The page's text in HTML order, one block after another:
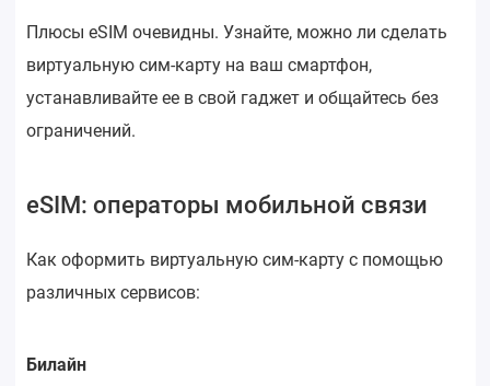
Плюсы eSIM очевидны. Узнайте, можно ли сделать
виртуальную сим-карту на ваш смартфон,
устанавливайте ее в свой гаджет и общайтесь без
ограничений.
eSIM: операторы мобильной связи
Как оформить виртуальную сим-карту с помощью
различных сервисов:
Билайн